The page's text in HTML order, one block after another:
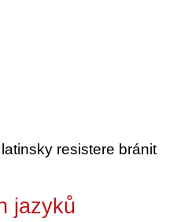
resistere bránit
jazyků